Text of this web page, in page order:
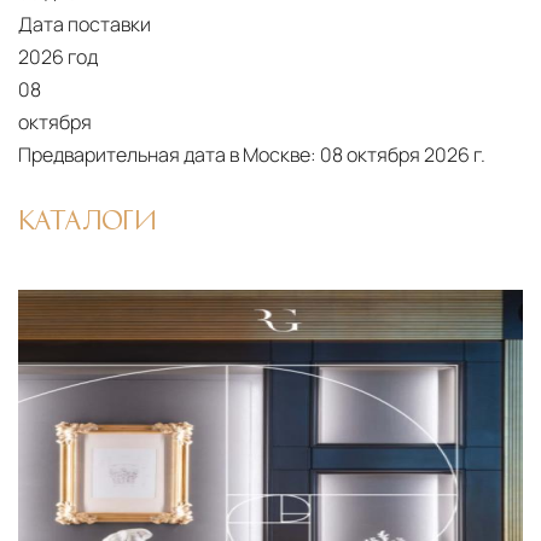
от удалённости объекта и варьируются от 5 до
10 рабочих дней. Возможна срочная доставка
ресурсов.
качества
мониторинга. Наша команда логистических
специалистов с опытом работы в
международной доставке обеспечивает
полную сохранность груза, соблюдение
температурного режима и защиту от
механических повреждений на всех этапах
маршрута.
Дата поставки
2026 год
08
октября
Предварительная дата в Москве: 08 октября 2026 г.
КАТАЛОГИ